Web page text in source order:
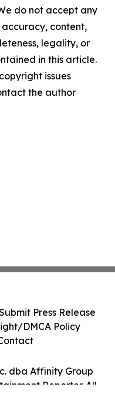
do not accept any
content,
legality, or
in this article.
issues
the author
dba Affinity Group
Reporter. All
Press Release
DMCA Policy